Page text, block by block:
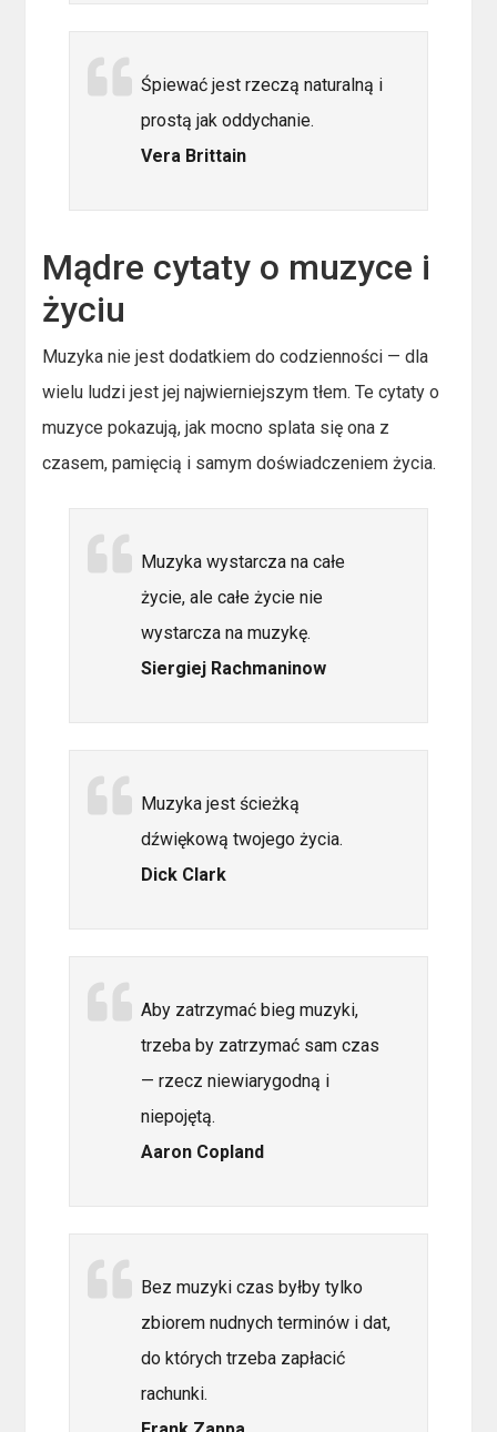
Śpiewać jest rzeczą naturalną i
prostą jak oddychanie.
Vera Brittain
Mądre cytaty o muzyce i
życiu
Muzyka nie jest dodatkiem do codzienności — dla
wielu ludzi jest jej najwierniejszym tłem. Te cytaty o
muzyce pokazują, jak mocno splata się ona z
czasem, pamięcią i samym doświadczeniem życia.
Muzyka wystarcza na całe
życie, ale całe życie nie
wystarcza na muzykę.
Siergiej Rachmaninow
Muzyka jest ścieżką
dźwiękową twojego życia.
Dick Clark
Aby zatrzymać bieg muzyki,
trzeba by zatrzymać sam czas
— rzecz niewiarygodną i
niepojętą.
Aaron Copland
Bez muzyki czas byłby tylko
zbiorem nudnych terminów i dat,
do których trzeba zapłacić
rachunki.